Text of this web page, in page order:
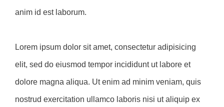
anim id est laborum.
Lorem ipsum dolor sit amet, consectetur adipisicing
elit, sed do eiusmod tempor incididunt ut labore et
dolore magna aliqua. Ut enim ad minim veniam, quis
nostrud exercitation ullamco laboris nisi ut aliquip ex